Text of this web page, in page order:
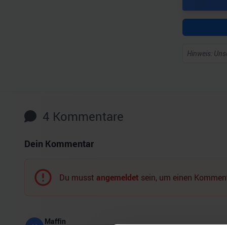
Hinweis:
4 Kommentare
Dein Kommentar
Du musst angemeldet sein, um einen
Maffin